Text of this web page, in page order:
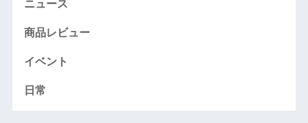
ニュース
商品レビュー
イベント
日常